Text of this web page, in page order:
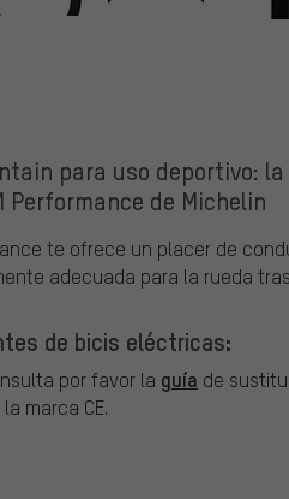
para uso deportivo:
Performance de Michelin
te ofrece un placer de
adecuada para la rueda
de bicis eléctricas:
por favor la guía de
marca CE.